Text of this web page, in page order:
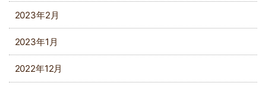
2023年2月
2023年1月
2022年12月